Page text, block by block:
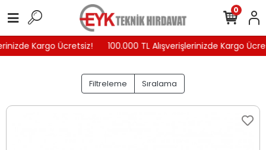
Kargo Ücretsiz! 100.000 TL Alışverişlerinizde Kargo
0
Filtreleme Sıralama